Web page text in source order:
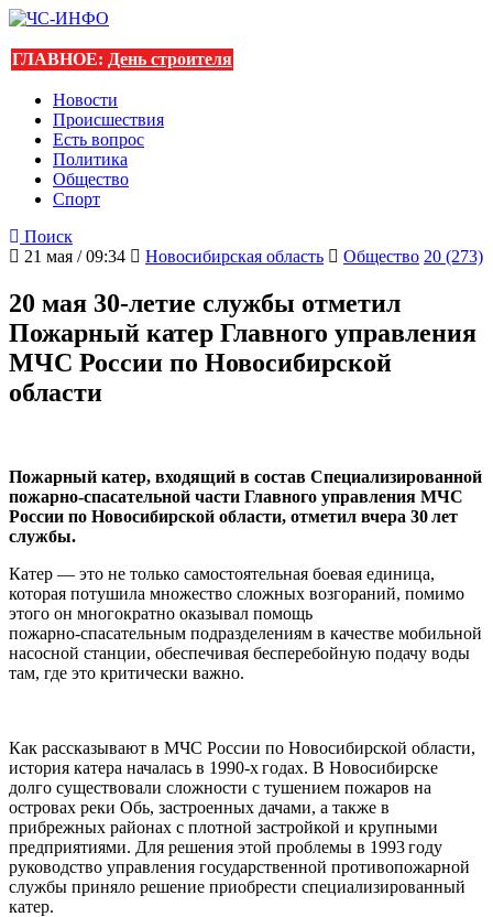
ГЛАВНОЕ: День строителя
Новости
Происшествия
Есть вопрос
Политика
Общество
Спорт
Поиск
21 мая / 09:34
Новосибирская область Общество 20 (273)
20 мая 30-летие службы отметил
Пожарный катер Главного управления
МЧС России по Новосибирской
области
Пожарный катер, входящий в состав Специализированной
пожарно-спасательной части Главного управления МЧС
России по Новосибирской области, отметил вчера 30 лет
службы.
Катер — это не только самостоятельная боевая единица,
которая потушила множество сложных возгораний, помимо
этого он многократно оказывал помощь
пожарно‑спасательным подразделениям в качестве мобильной
насосной станции, обеспечивая бесперебойную подачу воды
там, где это критически важно.
Как рассказывают в МЧС России по Новосибирской области,
история катера началась в 1990‑х годах. В Новосибирске
долго существовали сложности с тушением пожаров на
островах реки Обь, застроенных дачами, а также в
прибрежных районах с плотной застройкой и крупными
предприятиями. Для решения этой проблемы в 1993 году
руководство управления государственной противопожарной
службы приняло решение приобрести специализированный
катер.